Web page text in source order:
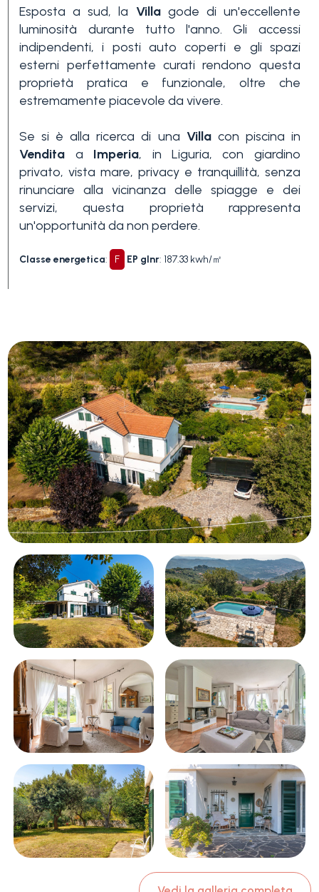
Esposta a sud, la Villagode di un'eccellente
luminosità durante tutto l'anno. Gli accessi
indipendenti, i posti auto coperti e gli spazi
esterni perfettamente curati rendono questa
proprietà pratica e funzionale, oltre che
estremamente piacevole da vivere.
Se si è alla ricerca di una Villacon piscina in
Vendita a Imperia, in Liguria, con giardino
privato, vista mare, privacy e tranquillità, senza
rinunciare alla vicinanza delle spiagge e dei
servizi, questa proprietà rappresenta
un'opportunità da non perdere.
Classe energetica: F EP glnr: 187.33 kwh/㎡